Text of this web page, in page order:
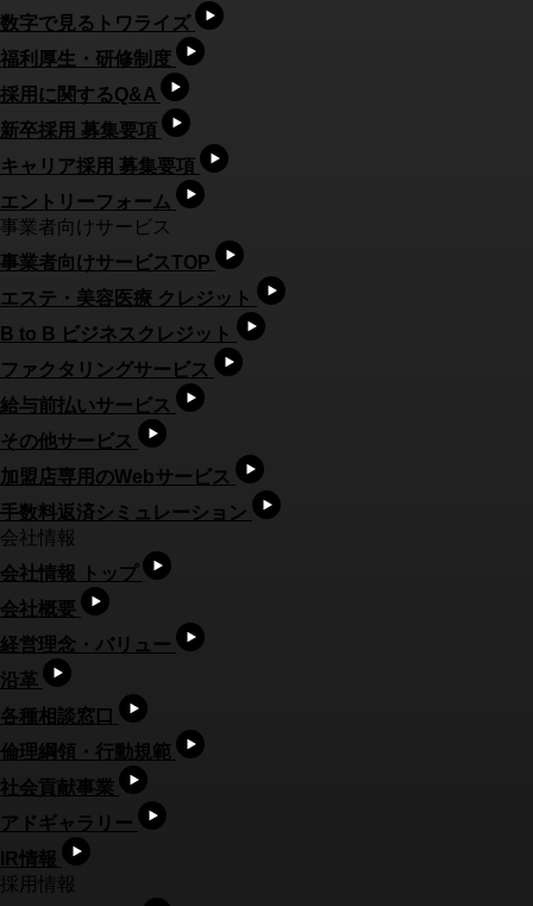
数字で見るトワライズ
福利厚生・研修制度
採用に関するQ&A
新卒採用 募集要項
キャリア採用 募集要項
エントリーフォーム
事業者向けサービス
事業者向けサービスTOP
エステ・美容医療 クレジット
B to B ビジネスクレジット
ファクタリングサービス
給与前払いサービス
その他サービス
加盟店専用のWebサービス
手数料返済シミュレーション
会社情報
会社情報 トップ
会社概要
経営理念・バリュー
沿革
各種相談窓口
倫理綱領・行動規範
社会貢献事業
アドギャラリー
IR情報
採用情報